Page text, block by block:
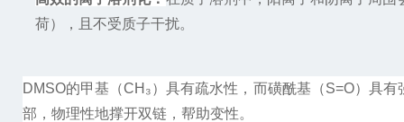
荷），且不受质子干扰。
DMSO的甲基（CH₃）具有疏水性，而磺酰基（S=O）具有
部，物理性地撑开双链，帮助变性。